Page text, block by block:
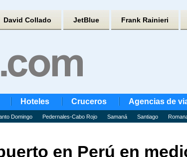
David Collado JetBlue Frank Rainieri
Hoteles Cruceros Agencias de
Domingo Pedernales-Cabo Rojo Samaná Santiago
en Perú en